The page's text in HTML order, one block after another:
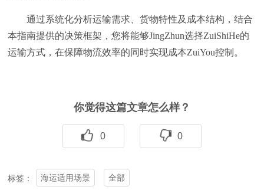
通过系统化分析运输需求、货物特性及成本结构，结合
本指南提供的决策框架，您将能够JingZhun选择ZuiShiHe的
运输方式，在保障物流效率的同时实现成本ZuiYou控制。
你觉得这篇文章怎么样？
0 0
标签： 海运适用场景 全部